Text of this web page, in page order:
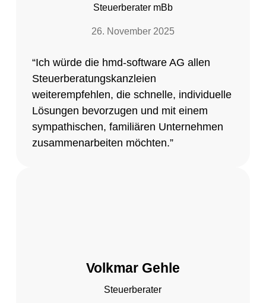
Steuerberater mBb
26. November 2025
“Ich würde die hmd-software AG allen
Steuerberatungskanzleien
weiterempfehlen, die schnelle, individuelle
Lösungen bevorzugen und mit einem
sympathischen, familiären Unternehmen
zusammenarbeiten möchten.”
Volkmar Gehle
Steuerberater